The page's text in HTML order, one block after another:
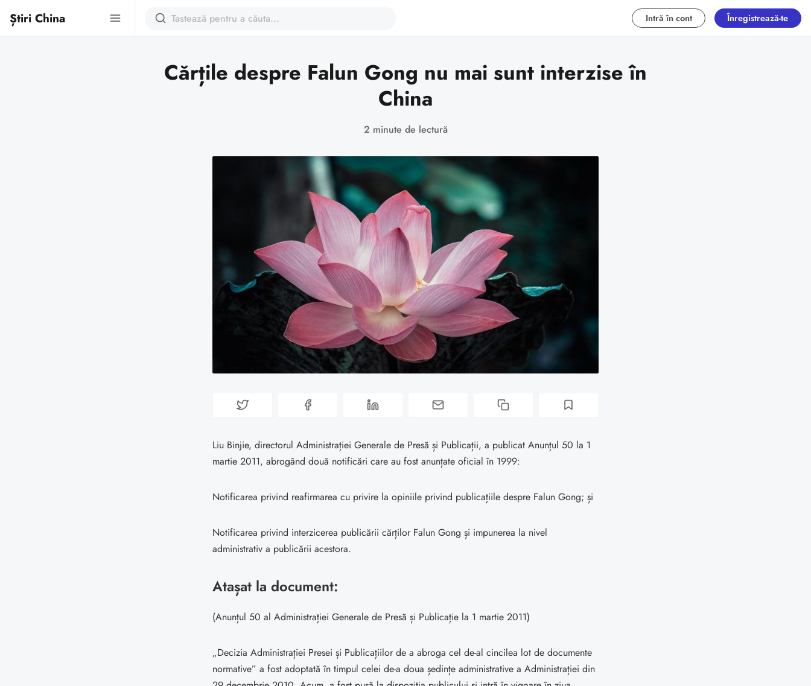
Știri China Intră în cont Înregistrează-te
Cărțile despre Falun Gong nu mai sunt interzise în
China
2 minute de lectură
Liu Binjie, directorul Administrației Generale de Presă și Publicații, a publicat Anunțul 50 la 1
martie 2011, abrogând două notificări care au fost anunțate oficial în 1999:
Notificarea privind reafirmarea cu privire la opiniile privind publicațiile despre Falun Gong; și
Notificarea privind interzicerea publicării cărților Falun Gong și impunerea la nivel
administrativ a publicării acestora.
Atașat la document:
(Anunțul 50 al Administrației Generale de Presă și Publicație la 1 martie 2011)
„Decizia Administrației Presei și Publicațiilor de a abroga cel de-al cincilea lot de documente
normative” a fost adoptată în timpul celei de-a doua ședințe administrative a Administrației din